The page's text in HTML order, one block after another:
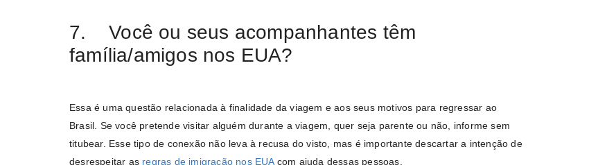
7. Você ou seus acompanhantes têm
família/amigos nos EUA?
Essa é uma questão relacionada à finalidade da viagem e aos seus motivos para regressar ao
Brasil. Se você pretende visitar alguém durante a viagem, quer seja parente ou não, informe sem
titubear. Esse tipo de conexão não leva à recusa do visto, mas é importante descartar a intenção de
desrespeitar as regras de imigração nos EUAcom ajuda dessas pessoas.